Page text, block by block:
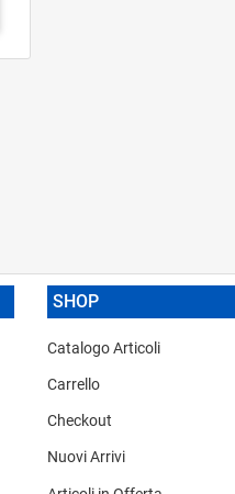
SHOP
Catalogo Articoli
Carrello
Checkout
Nuovi Arrivi